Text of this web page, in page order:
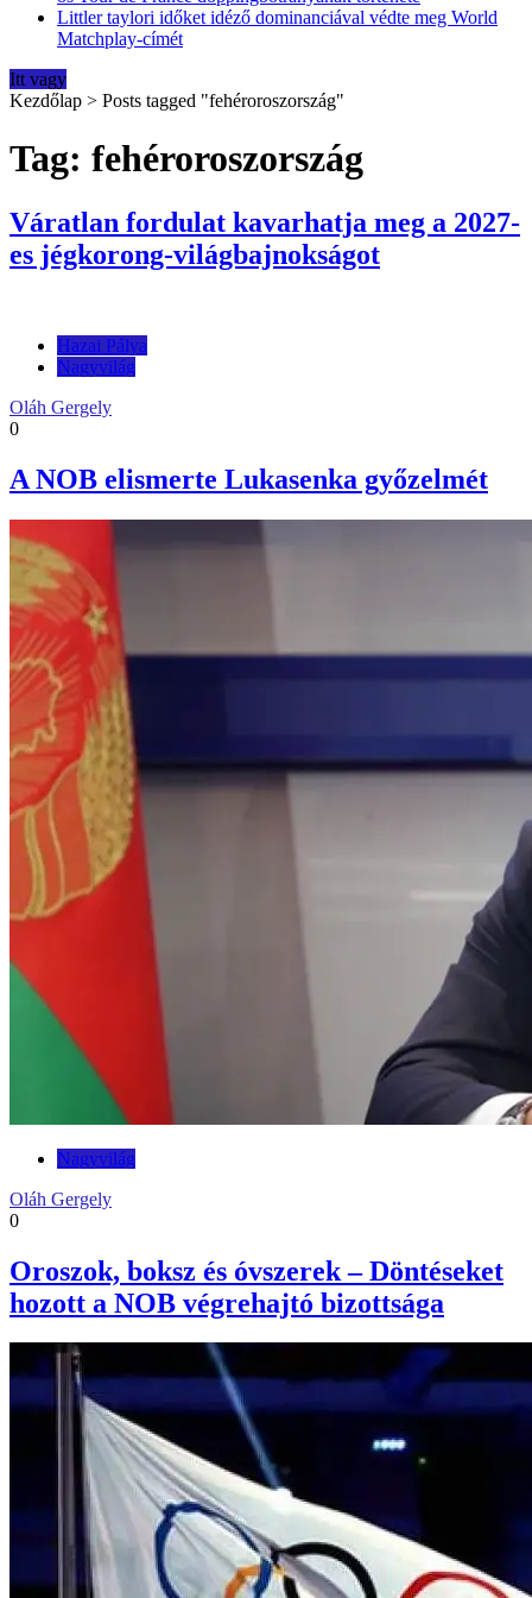
Littler taylori időket idéző dominanciával védte meg World
Matchplay-címét
Itt vagy
Kezdőlap > Posts tagged "fehéroroszország"
Tag: fehéroroszország
Váratlan fordulat kavarhatja meg a 2027-
es jégkorong-világbajnokságot
Hazai Pálya
Nagyvilág
Oláh Gergely
0
A NOB elismerte Lukasenka győzelmét
Nagyvilág
Oláh Gergely
0
Oroszok, boksz és óvszerek – Döntéseket
hozott a NOB végrehajtó bizottsága